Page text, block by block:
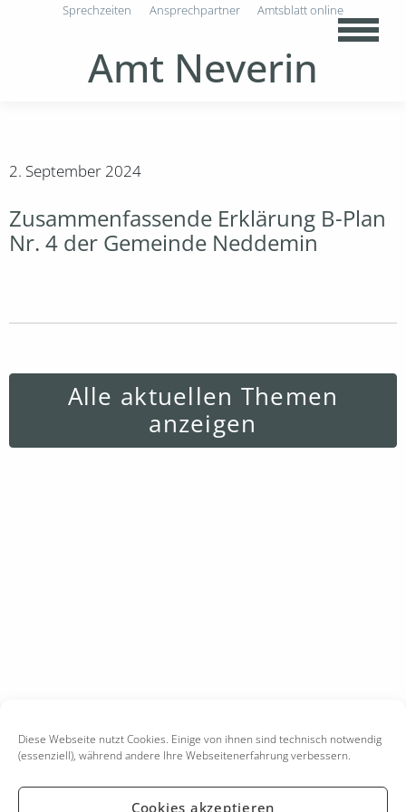
Diese Webseite nutzt Cookies. Einige von ihnen sind technisch notwendig
(essenziell), während andere Ihre Webseitenerfahrung verbessern.
Cookies akzeptieren
Amt Neverin
Sprechzeiten Ansprechpartner Amtsblatt online
2. September 2024
Zusammenfassende Erklärung B-Plan
Nr. 4 der Gemeinde Neddemin
Alle aktuellen Themen
anzeigen